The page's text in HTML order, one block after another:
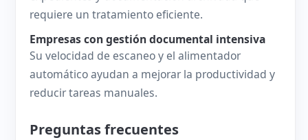
requiere un tratamiento eficiente.
Empresas con gestión documental intensiva
Su velocidad de escaneo y el alimentador
automático ayudan a mejorar la productividad y
reducir tareas manuales.
Preguntas frecuentes